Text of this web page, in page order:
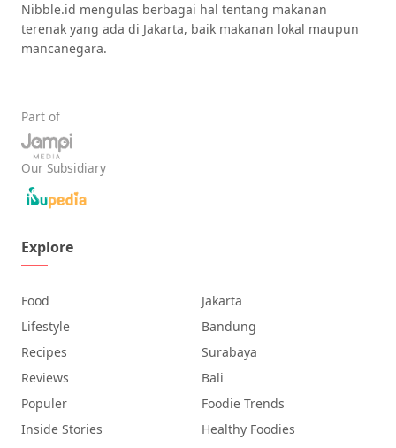
Nibble.id mengulas berbagai hal tentang makanan
terenak yang ada di Jakarta, baik makanan lokal maupun
mancanegara.
Part of
Our Subsidiary
Explore
Food
Lifestyle
Recipes
Reviews
Populer
Inside Stories
Jakarta
Bandung
Surabaya
Bali
Foodie Trends
Healthy Foodies